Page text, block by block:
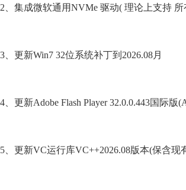
2、集成微软通用NVMe 驱动( 理论上支持 所
3、更新Win7 32位系统补丁到2026.08月
4、更新Adobe Flash Player 32.0.0.443国际
5、更新VC运行库VC++2026.08版本(保含现